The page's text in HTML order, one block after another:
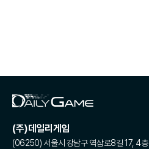
(주)데일리게임
(06250) 서울시 강남구 역삼로8길 17, 4층